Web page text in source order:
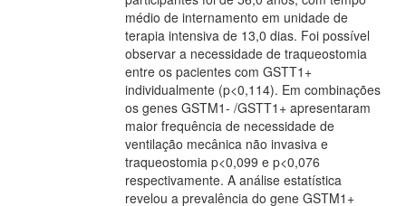
médio de internamento em unidade de
terapia intensiva de 13,0 dias. Foi possível
observar a necessidade de traqueostomia
entre os pacientes com GSTT1+
individualmente (p<0,114). Em combinações
os genes GSTM1- /GSTT1+ apresentaram
maior frequência de necessidade de
ventilação mecânica não invasiva e
traqueostomia p<0,099 e p<0,076
respectivamente. A análise estatística
revelou a prevalência do gene GSTM1+